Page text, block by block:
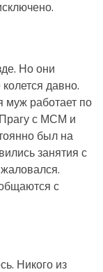
Но они
давно.
муж работает по
с МСМ и
был на
занятия с
с
Никого из